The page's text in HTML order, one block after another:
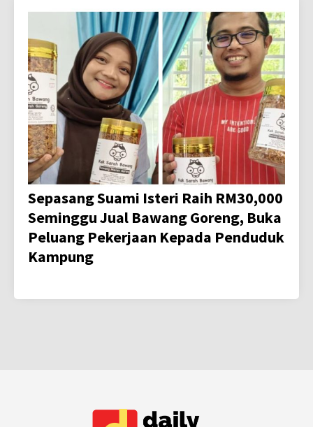
Sepasang Suami Isteri Raih RM30,000
Seminggu Jual Bawang Goreng, Buka
Peluang Pekerjaan Kepada Penduduk
Kampung